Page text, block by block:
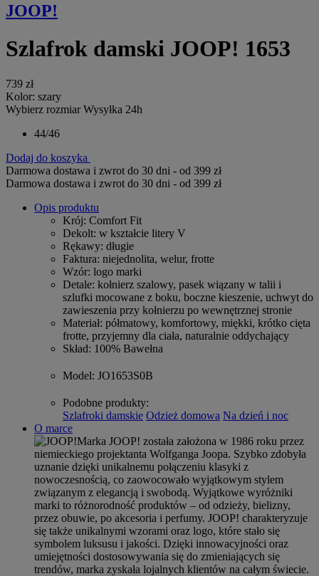
JOOP!
Szlafrok damski JOOP! 1653
739 zł
Kolor: szary
Wybierz rozmiar Wysyłka 24h
44/46
Dodaj do koszyka
Darmowa dostawa i zwrot do 30 dni - od 399 zł
Darmowa dostawa i zwrot do 30 dni - od 399 zł
Opis produktu
Krój: Comfort Fit
Dekolt: w kształcie litery V
Rękawy: długie
Faktura: niejednolita, welur, frotte
Wzór: logo marki
Detale: kołnierz szalowy, pasek wiązany w talii i
szlufki mocowane z boku, boczne kieszenie, uchwyt do
zawieszenia przy kołnierzu po wewnętrznej stronie
Materiał: półmatowy, komfortowy, miękki, krótko cięta
frotte, przyjemny dla ciała, naturalnie oddychający
Skład: 100% Bawełna
Model: JO1653S0B
Podobne produkty:
Szlafroki damskie Odzież domowa Na dzień i noc
O marce
Marka JOOP! została założona w 1986 roku przez
niemieckiego projektanta Wolfganga Joopa. Szybko zdobyła
uznanie dzięki unikalnemu połączeniu klasyki z
nowoczesnością, co zaowocowało wyjątkowym stylem
związanym z elegancją i swobodą. Wyjątkowe wyróżniki
marki to różnorodność produktów – od odzieży, bielizny,
przez obuwie, po akcesoria i perfumy. JOOP! charakteryzuje
się także unikalnymi wzorami oraz logo, które stało się
symbolem luksusu i jakości. Dzięki innowacyjności oraz
umiejętności dostosowywania się do zmieniających się
trendów, marka zyskała lojalnych klientów na całym świecie.